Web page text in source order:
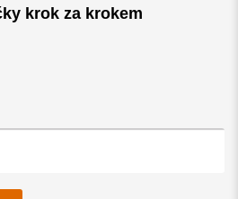
krok za krokem